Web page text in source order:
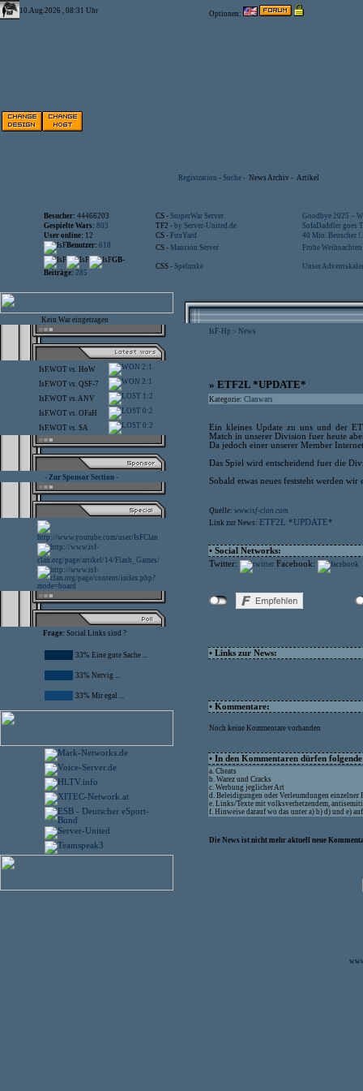
10.Aug.2026 , 08:31 Uhr Optionen:
Registration - Suche - News Archiv - Artikel
Besucher: 44466203 CS - SniperWar Server
Goodbye 2025 –
Gespielte Wars: 803 TF2 - by Server-United.de
SofaDaddler goes
User online: 12 CS - FunYard
40 Mio. Beuscher
Benutzer: 618 CS - Mansion Server
Frohe
GB-
Beiträge: 285
CSS - Spelunke Unser
Kein War eingetragen
IsF.WOT vs. HoW 2:1
IsF.WOT vs. QSF-7 2:1
IsF.WOT vs.ANV 1:2
IsF.WOT vs. OFaH 0:2
IsF.WOT vs. SA 0:2
- Zur Sponsor Section -
Frage: Social Links sind ?
33% Eine gute Sache ...
33% Nervig ...
33% Mir egal ...
IsF-Hp > News
» ETF2L *UPDATE*
Kategorie: Clanwars
Ein kleines Update zu uns und der
Match in unserer Division fuer heute
Da jedoch einer unserer Member
Das Spiel wird entscheidend fuer die
Sobald etwas neues feststeht werden
Quelle: www.isf-clan.com
Link zur News: ETF2L *UPDATE*
• Social Networks:
Twitter:
Facebook:
• Links zur News:
• Kommentare:
Noch keine Kommentare vorhanden
• In den Kommentaren dürfen
a. Cheats
b. Warez und Cracks
c. Werbung jeglicher Art
d. Beleidigungen oder Verleumdungen einzelner
e. Links/Texte mit volksverhetzendem,
f. Hinweise darauf wo das unter a) b) d) und e)
Die News ist nicht mehr aktuell neue